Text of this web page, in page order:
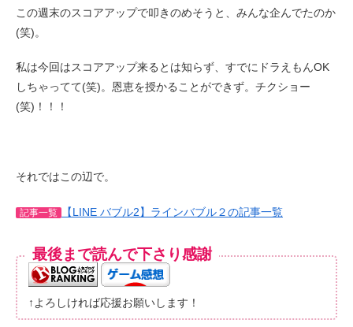
この週末のスコアアップで叩きのめそうと、みんな企んでたのか
(笑)。
私は今回はスコアアップ来るとは知らず、すでにドラえもんOK
しちゃってて(笑)。恩恵を授かることができず。チクショー
(笑)！！！
それではこの辺で。
記事一覧 【LINE バブル2】ラインバブル２の記事一覧
最後まで読んで下さり感謝
↑よろしければ応援お願いします！